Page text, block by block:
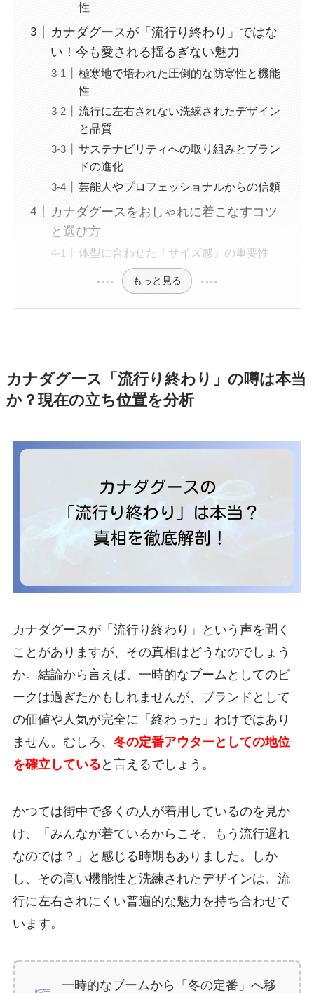
性
カナダグースが「流行り終わり」ではな
い！今も愛される揺るぎない魅力
極寒地で培われた圧倒的な防寒性と機能
性
流行に左右されない洗練されたデザイン
と品質
サステナビリティへの取り組みとブラン
ドの進化
芸能人やプロフェッショナルからの信頼
カナダグースをおしゃれに着こなすコツ
と選び方
体型に合わせた「サイズ感」の重要性
もっと見る
カナダグース「流行り終わり」の噂は本当
か？現在の立ち位置を分析
カナダグースが「流行り終わり」という声を聞く
ことがありますが、その真相はどうなのでしょう
か。結論から言えば、一時的なブームとしてのピ
ークは過ぎたかもしれませんが、ブランドとして
の価値や人気が完全に「終わった」わけではあり
ません。むしろ、 冬の定番アウターとしての地位
を確立している と言えるでしょう。
かつては街中で多くの人が着用しているのを見か
け、「みんなが着ているからこそ、もう流行遅れ
なのでは？」と感じる時期もありました。しか
し、その高い機能性と洗練されたデザインは、流
行に左右されにくい普遍的な魅力を持ち合わせて
います。
一時的なブームから「冬の定番」へ移